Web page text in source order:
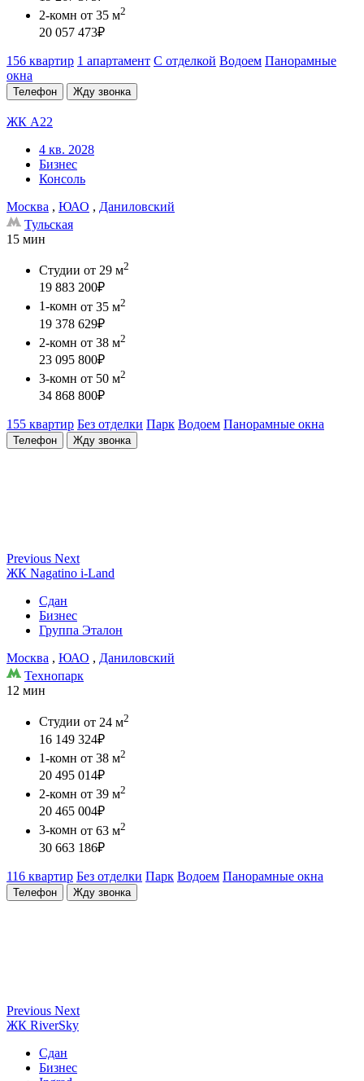
2-комн от 35 м2
20 057 473₽
156 квартир 1 апартамент С отделкой Водоем Панорамные
окна
Телефон Жду звонка
ЖК А22
4 кв. 2028
Бизнес
Консоль
Москва , ЮАО , Даниловский
Тульская
15 мин
Студии от 29 м2
19 883 200₽
1-комн от 35 м2
19 378 629₽
2-комн от 38 м2
23 095 800₽
3-комн от 50 м2
34 868 800₽
155 квартир Без отделки Парк Водоем Панорамные окна
Телефон Жду звонка
Previous Next
ЖК Nagatino i-Land
Сдан
Бизнес
Группа Эталон
Москва , ЮАО , Даниловский
Технопарк
12 мин
Студии от 24 м2
16 149 324₽
1-комн от 38 м2
20 495 014₽
2-комн от 39 м2
20 465 004₽
3-комн от 63 м2
30 663 186₽
116 квартир Без отделки Парк Водоем Панорамные окна
Телефон Жду звонка
Previous Next
ЖК RiverSky
Сдан
Бизнес